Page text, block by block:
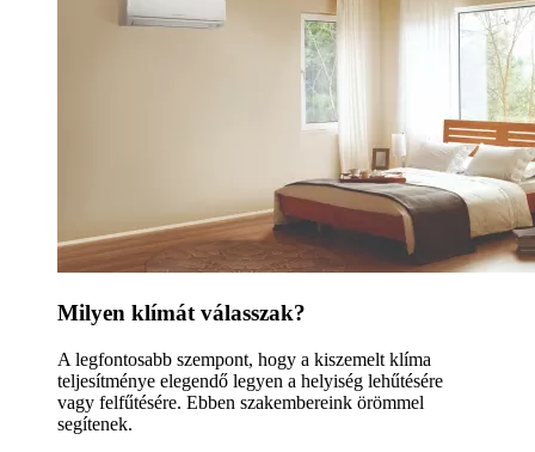
Milyen klímát válasszak?
A legfontosabb szempont, hogy a kiszemelt klíma
teljesítménye elegendő legyen a helyiség lehűtésére
vagy felfűtésére. Ebben szakembereink örömmel
segítenek.